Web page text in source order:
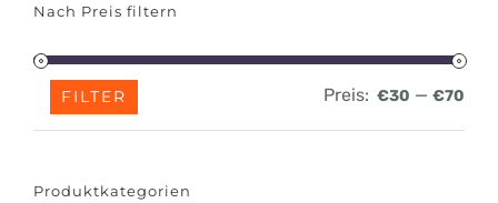
Nach Preis filtern
FILTER Preis: €30 — €70
Produktkategorien